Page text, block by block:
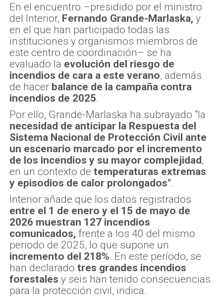
En el encuentro –presidido por el ministro
del Interior, Fernando Grande-Marlaska, y
en el que han participado todas las
instituciones y organismos miembros de
este centro de coordinación– se ha
evaluado la evolución del riesgo de
incendios de cara a este verano, además
de hacer balance de la campaña contra
incendios de 2025.
Por ello, Grande-Marlaska ha subrayado "la
necesidad de anticipar la Respuesta del
Sistema Nacional de Protección Civil ante
un escenario marcado por el incremento
de los incendios y su mayor complejidad,
en un contexto de temperaturas extremas
y episodios de calor prolongados".
Interior añade que los datos registrados
entre el 1 de enero y el 15 de mayo de
2026 muestran 127 incendios
comunicados, frente a los 40 del mismo
periodo de 2025, lo que supone un
incremento del 218%. En este período, se
han declarado tres grandes incendios
forestales y seis han tenido consecuencias
para la protección civil, indica.